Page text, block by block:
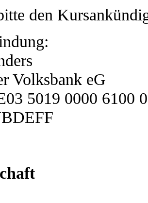
den
Volksbank eG
5019 0000 6100